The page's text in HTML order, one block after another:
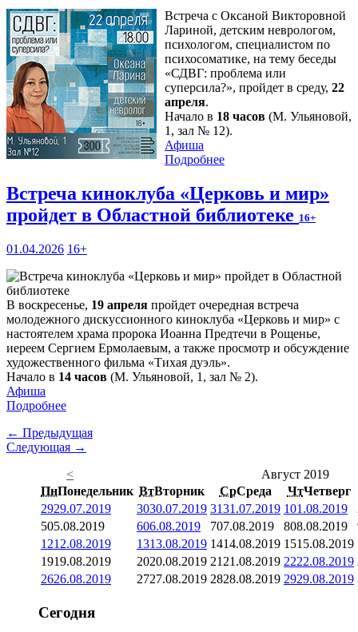
Встреча с Оксаной Викторовной
Лариной, детским неврологом,
психологом, специалистом по
психосоматике, на тему беседы
«СДВГ: проблема или
суперсила?», пройдет в среду, 22
апреля.
Начало в 18 часов (М. Ульяновой,
1, зал № 12).
Афиша
Подробнее
Встреча киноклуба «Церковь и мир»
пройдет в Областной библиотеке 16+
01.04.2026 16+
В воскресенье, 19 апреля пройдет очередная встреча
молодежного дискуссионного киноклуба «Церковь и мир» с
настоятелем храма пророка Иоанна Предтечи в Рощенье,
иереем Сергием Ермолаевым, а также просмотр и обсуждение
художественного фильма «Тихая дуэль».
Начало в 14 часов (М. Ульяновой, 1, зал № 2).
Афиша
Подробнее
← Предыдущая
Следующая →
<
Август 2019
ПнПонедельник ВтВторник СрСреда ЧтЧетверг
2929.07.2019 3030.07.2019 3131.07.2019 101.08.2019
505.08.2019 606.08.2019 707.08.2019 808.08.2019
1212.08.2019 1313.08.2019 1414.08.2019 1515.08.2019
1919.08.2019 2020.08.2019 21 21.08.2019 2222.08.2019
2626.08.2019 2727.08.2019 2828.08.2019 2929.08.2019
Сегодня